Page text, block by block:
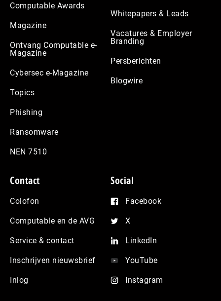
Computable Awards
Magazine
Ontvang Computable e-
Magazine
Cybersec e-Magazine
Topics
Phishing
Ransomware
NEN 7510
Whitepapers & Leads
Vacatures & Employer
Branding
Persberichten
Blogwire
Contact
Colofon
Computable en de AVG
Service & contact
Inschrijven nieuwsbrief
Inlog
Social
Facebook
X
LinkedIn
YouTube
Instagram